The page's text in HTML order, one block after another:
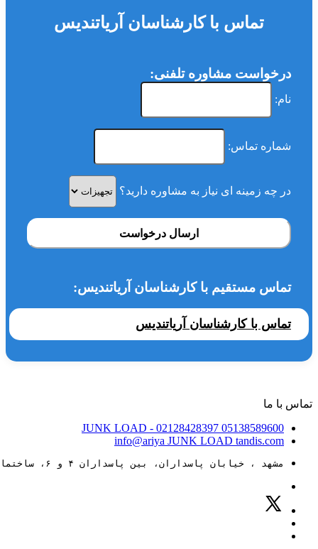
تماس با کارشناسان آریاتندیس
درخواست مشاوره تلفنی:
نام:
شماره تماس:
در چه زمینه ای نیاز به مشاوره دارید؟
ارسال درخواست
تماس مستقیم با کارشناسان آریاتندیس:
تماس با کارشناسان آریاتندیس
تماس با ما
05138589600
JUNK LOAD - 02128428397
info@ariya JUNK LOAD tandis.com
مشهد ، خیابان پاسداران، بین پاسداران ۴ و ۶، ساختمان ۸۸